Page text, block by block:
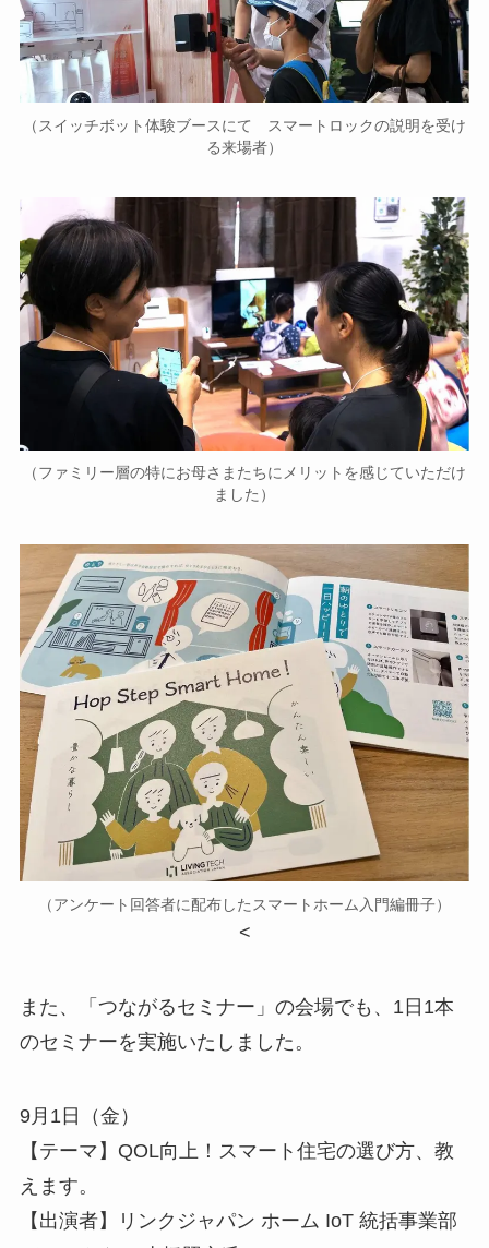
（スイッチボット体験ブースにて スマートロックの説明を受け
る来場者）
（ファミリー層の特にお母さまたちにメリットを感じていただけ
ました）
（アンケート回答者に配布したスマートホーム入門編冊子）
<
また、「つながるセミナー」の会場でも、1日1本
のセミナーを実施いたしました。
9月1日（金）
【テーマ】QOL向上！スマート住宅の選び方、教
えます。
【出演者】リンクジャパン ホーム IoT 統括事業部